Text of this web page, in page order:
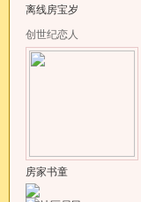
离线房宝岁
创世纪恋人
房家书童